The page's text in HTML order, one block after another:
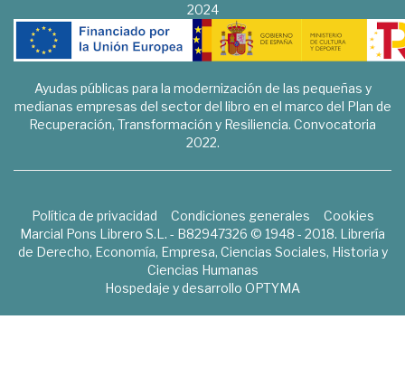
2024
Ayudas públicas para la modernización de las pequeñas y
medianas empresas del sector del libro en el marco del Plan de
Recuperación, Transformación y Resiliencia. Convocatoria
2022.
Política de privacidad Condiciones generales
Cookies
Marcial Pons Librero S.L. - B82947326 © 1948 - 2018. Librería
de Derecho, Economía, Empresa, Ciencias Sociales, Historia y
Ciencias Humanas
Hospedaje y desarrollo OPTYMA